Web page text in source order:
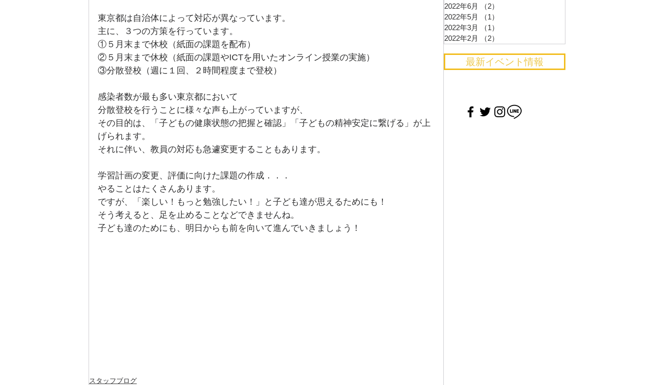
東京都は自治体によって対応が異なっています。
主に、３つの方策を行っています。
①５月末まで休校（紙面の課題を配布）
②５月末まで休校（紙面の課題やICTを用いたオンライン授業の実施）
③分散登校（週に１回、２時間程度まで登校）
感染者数が最も多い東京都において
分散登校を行うことに様々な声も上がっていますが、
その目的は、「子どもの健康状態の把握と確認」「子どもの精神安定に繋げる」が上
げられます。
それに伴い、教員の対応も急遽変更することもあります。
学習計画の変更、評価に向けた課題の作成．．．
やることはたくさんあります。
ですが、「楽しい！もっと勉強したい！」と子ども達が思えるためにも！
そう考えると、足を止めることなどできませんね。
子ども達のためにも、明日からも前を向いて進んでいきましょう！
スタッフブログ
2022年6月
（2）
2022年5月
（1）
2022年3月
（1）
2022年2月
（2）
最新イベント情報